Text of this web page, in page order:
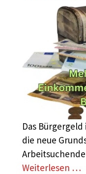
Das
die neue
Weiterlesen …